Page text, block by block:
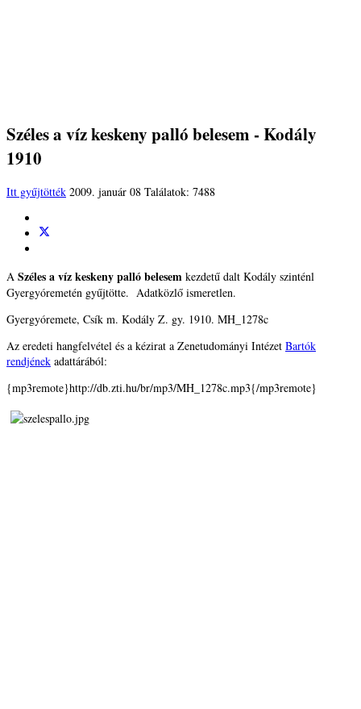
Széles a víz keskeny palló belesem - Kodály
1910
Itt gyűjtötték 2009. január 08 Találatok: 7488
A Széles a víz keskeny palló belesem kezdetű dalt Kodály szinténl
Gyergyóremetén gyűjtötte. Adatközlő ismeretlen.
Gyergyóremete, Csík m. Kodály Z. gy. 1910. MH_1278c
Az eredeti hangfelvétel és a kézirat a Zenetudományi Intézet Bartók
rendjének adattárából:
{mp3remote}http://db.zti.hu/br/mp3/MH_1278c.mp3{/mp3remote}